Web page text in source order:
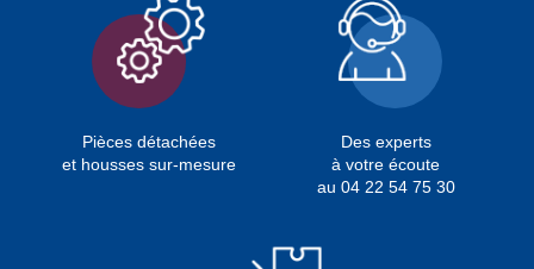
Pièces détachées
et housses sur-mesure
Des experts
à votre écoute
au 04 22 54 75 30